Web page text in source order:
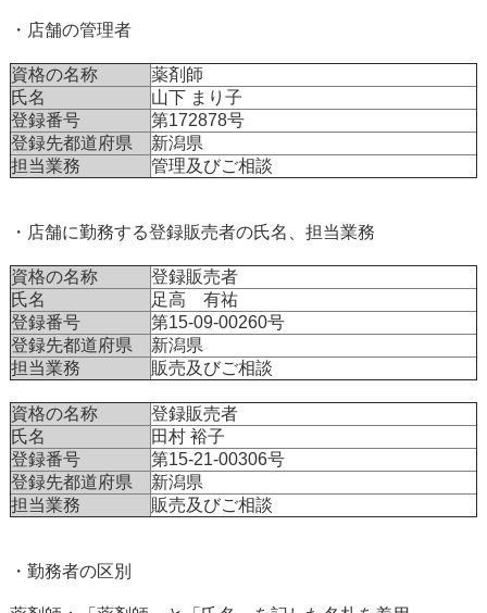
・店舗の管理者
資格の名称
薬剤師
氏名
山下 まり子
登録番号
第172878号
登録先都道府県
新潟県
担当業務
管理及びご相談
・店舗に勤務する登録販売者の氏名、担当業務
資格の名称
登録販売者
氏名
足高 有祐
登録番号
第15-09-00260号
登録先都道府県
新潟県
担当業務
販売及びご相談
資格の名称
登録販売者
氏名
田村 裕子
登録番号
第15-21-00306号
登録先都道府県
新潟県
担当業務
販売及びご相談
・勤務者の区別